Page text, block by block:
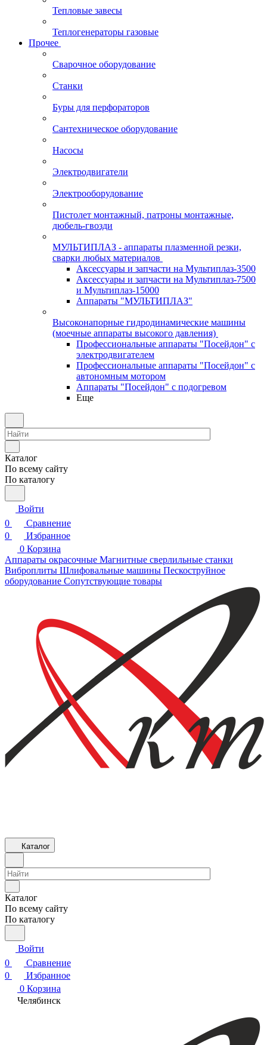
Тепловые завесы
Теплогенераторы газовые
Прочее
Сварочное оборудование
Станки
Буры для перфораторов
Сантехническое оборудование
Насосы
Электродвигатели
Электрооборудование
Пистолет монтажный, патроны монтажные,
дюбель-гвозди
МУЛЬТИПЛАЗ - аппараты плазменной резки,
сварки любых материалов
Аксессуары и запчасти на Мультиплаз-3500
Аксессуары и запчасти на Мультиплаз-7500
и Мультиплаз-15000
Аппараты "МУЛЬТИПЛАЗ"
Высоконапорные гидродинамические машины
(моечные аппараты высокого давления)
Профессиональные аппараты "Посейдон" с
электродвигателем
Профессиональные аппараты "Посейдон" с
автономным мотором
Аппараты "Посейдон" с подогревом
Еще
Каталог
По всему сайту
По каталогу
Войти
0
Сравнение
0
Избранное
0 Корзина
Аппараты окрасочные Магнитные сверлильные станки
Виброплиты Шлифовальные машины Пескоструйное
оборудование Сопутствующие товары
Каталог
Каталог
По всему сайту
По каталогу
Войти
0
Сравнение
0
Избранное
0 Корзина
Челябинск